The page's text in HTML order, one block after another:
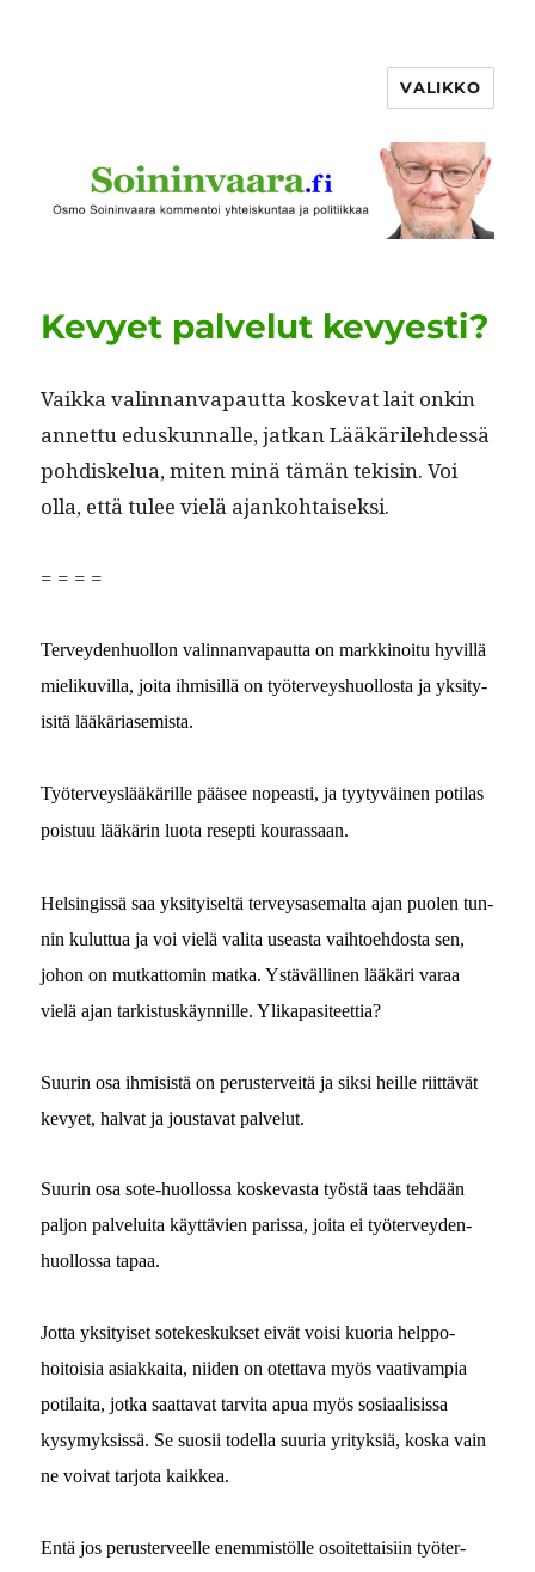
VALIKKO
Kevyet palvelut kevyesti?
Vaik­ka valin­nan­va­paut­ta koske­vat lait onkin
annet­tu eduskun­nalle, jatkan Lääkärile­hdessä
pohdiskelua, miten minä tämän tek­isin. Voi
olla, että tulee vielä ajankohtaiseksi.
= = = =
Ter­vey­den­huol­lon valin­nan­va­paut­ta on markki­noitu hyvil­lä
mielikuvil­la, joi­ta ihmisil­lä on työter­veyshuol­losta ja yksi­ty­
isitä lääkäriasemista.
Työter­veyslääkärille pääsee nopeasti, ja tyy­tyväi­nen poti­las
pois­tuu lääkärin luo­ta resep­ti kourassaan.
Helsingis­sä saa yksi­tyiseltä ter­veysase­mal­ta ajan puolen tun­
nin kulut­tua ja voi vielä vali­ta use­asta vai­h­toe­hdos­ta sen,
johon on mutkat­tomin mat­ka. Ystävälli­nen lääkäri varaa
vielä ajan tark­istuskäyn­nille. Ylikapasiteettia?
Suurin osa ihmi­sistä on peruster­veitä ja sik­si heille riit­tävät
kevyet, hal­vat ja jous­ta­vat palvelut.
Suurin osa sote-huol­los­sa koskev­as­ta työstä taas tehdään
paljon palvelui­ta käyt­tävien paris­sa, joi­ta ei työter­vey­den­
huol­los­sa tapaa.
Jot­ta yksi­tyiset sotekeskuk­set eivät voisi kuo­ria help­po­
hoitoisia asi­akkai­ta, niiden on otet­ta­va myös vaa­ti­vampia
poti­lai­ta, jot­ka saat­ta­vat tarvi­ta apua myös sosi­aal­i­sis­sa
kysymyk­sis­sä. Se suosii todel­la suuria yri­tyk­siä, kos­ka vain
ne voivat tar­jo­ta kaikkea.
Entä jos peruster­veelle enem­mistölle osoitet­taisi­in työter­